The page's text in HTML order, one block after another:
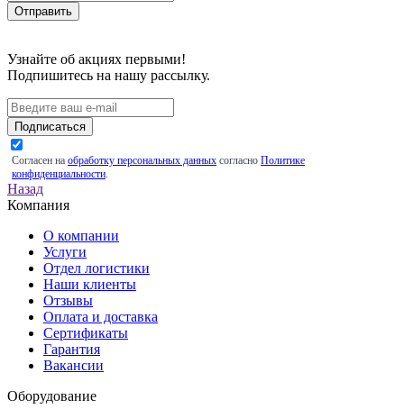
Узнайте об акциях первыми!
Подпишитесь на нашу рассылку.
Подписаться
Согласен на обработку персональных данных согласно Политике
конфиденциальности.
Назад
Компания
О компании
Услуги
Отдел логистики
Наши клиенты
Отзывы
Оплата и доставка
Сертификаты
Гарантия
Вакансии
Оборудование